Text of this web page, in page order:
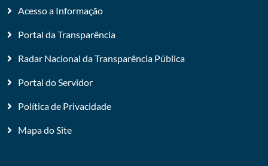
Acesso a Informação
Portal da Transparência
Radar Nacional da Transparência Pública
Portal do Servidor
Política de Privacidade
Mapa do Site